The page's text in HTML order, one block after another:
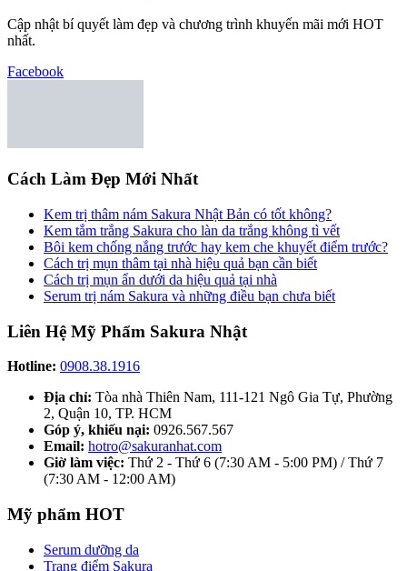
Cập nhật bí quyết làm đẹp và chương trình khuyến mãi mới HOT
nhất.
Facebook
Cách Làm Đẹp Mới Nhất
Kem trị thâm nám Sakura Nhật Bản có tốt không?
Kem tắm trắng Sakura cho làn da trắng không tì vết
Bôi kem chống nắng trước hay kem che khuyết điểm trước?
Cách trị mụn thâm tại nhà hiệu quả bạn cần biết
Cách trị mụn ẩn dưới da hiệu quả tại nhà
Serum trị nám Sakura và những điều bạn chưa biết
Liên Hệ Mỹ Phẩm Sakura Nhật
Hotline: 0908.38.1916
Địa chỉ: Tòa nhà Thiên Nam, 111-121 Ngô Gia Tự, Phường
2, Quận 10, TP. HCM
Góp ý, khiếu nại: 0926.567.567
Email: hotro@sakuranhat.com
Giờ làm việc: Thứ 2 - Thứ 6 (7:30 AM - 5:00 PM) / Thứ 7
(7:30 AM - 12:00 AM)
Mỹ phẩm HOT
Serum dưỡng da
Trang điểm Sakura